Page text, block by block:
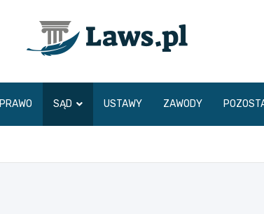
www.laws.pl
PRAWO SĄD USTAWY ZAWODY